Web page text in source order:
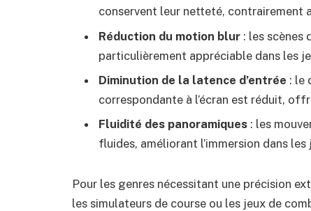
conservent leur netteté, contrairement
Réduction du motion blur : les scènes
particulièrement appréciable dans les
Diminution de la latence d’entrée : le
correspondante à l’écran est réduit,
Fluidité des panoramiques : les
fluides, améliorant l’immersion dans
Pour les genres nécessitant une précision
les simulateurs de course ou les jeux de